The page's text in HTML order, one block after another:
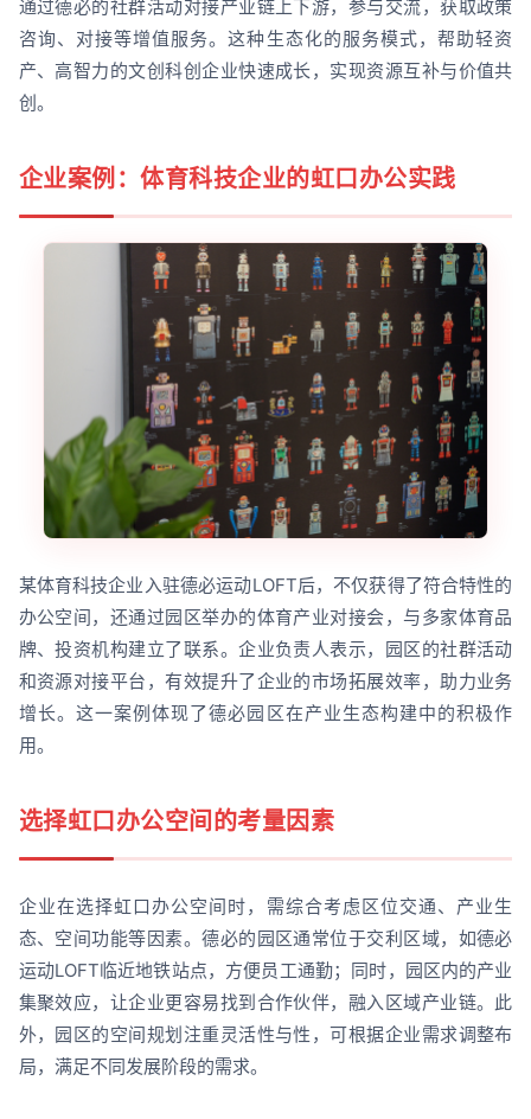
通过德必的社群活动对接产业链上下游，参与交流，获取政策
咨询、对接等增值服务。这种生态化的服务模式，帮助轻资
产、高智力的文创科创企业快速成长，实现资源互补与价值共
创。
企业案例：体育科技企业的虹口办公实践
某体育科技企业入驻德必运动LOFT后，不仅获得了符合特性的
办公空间，还通过园区举办的体育产业对接会，与多家体育品
牌、投资机构建立了联系。企业负责人表示，园区的社群活动
和资源对接平台，有效提升了企业的市场拓展效率，助力业务
增长。这一案例体现了德必园区在产业生态构建中的积极作
用。
选择虹口办公空间的考量因素
企业在选择虹口办公空间时，需综合考虑区位交通、产业生
态、空间功能等因素。德必的园区通常位于交利区域，如德必
运动LOFT临近地铁站点，方便员工通勤；同时，园区内的产业
集聚效应，让企业更容易找到合作伙伴，融入区域产业链。此
外，园区的空间规划注重灵活性与性，可根据企业需求调整布
局，满足不同发展阶段的需求。